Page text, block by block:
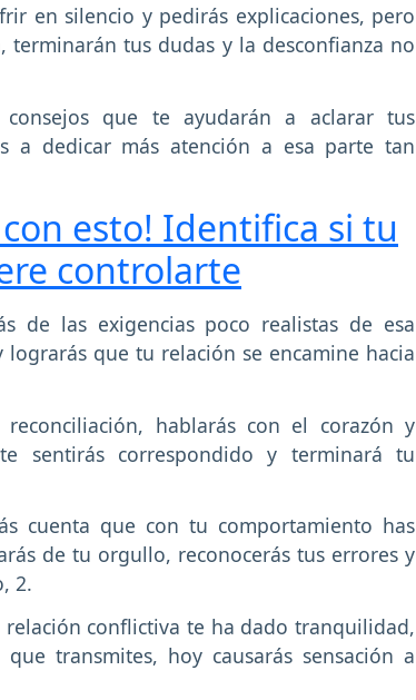
en silencio y pedirás explicaciones, pero
tus dudas y la desconfianza no
consejos que te ayudarán a aclarar tus
a dedicar más atención a esa parte tan
con esto! Identifica si tu
controlarte
de las exigencias poco realistas de esa
que tu relación se encamine hacia
reconciliación, hablarás con el corazón y
sentirás correspondido y terminará tu
cuenta que con tu comportamiento has
de tu orgullo, reconocerás tus errores y
2.
relación conflictiva te ha dado tranquilidad,
transmites, hoy causarás sensación a